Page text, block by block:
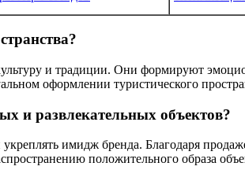
и традиции. Они формируют
оформлении туристического
и развлекательных объектов?
имидж бренда. Благодаря
положительного образа